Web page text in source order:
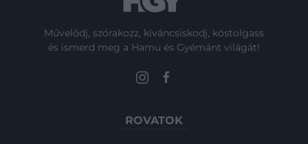
Művelődj, szórakozz, kíváncsiskodj, kóstolgass
és ismerd meg a Hamu és Gyémánt világát!
ROVATOK